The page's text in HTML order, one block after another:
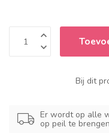
Bij dit
Er wordt op alle
op peil te